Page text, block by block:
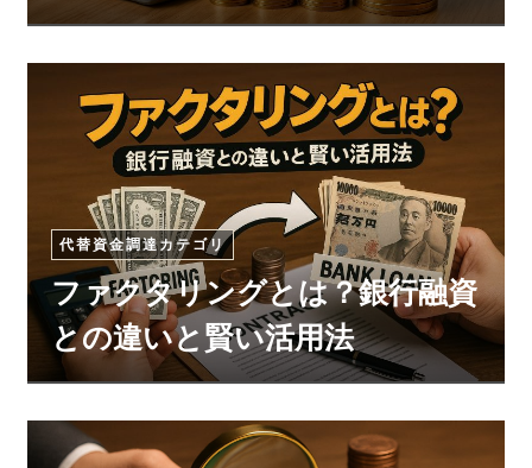
代替資金調達カテゴリ
ファクタリングとは？銀行融資
との違いと賢い活用法